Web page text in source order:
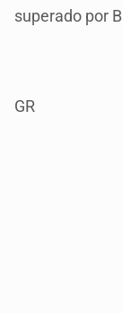
superado por
GR